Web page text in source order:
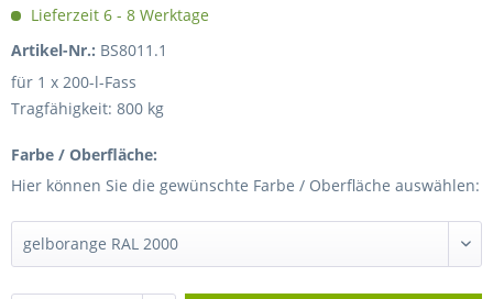
Lieferzeit 6 - 8 Werktage
Artikel-Nr.: BS8011.1
für 1 x 200-l-Fass
Tragfähigkeit: 800 kg
Farbe / Oberfläche:
Hier können Sie die gewünschte Farbe / Oberfläche auswählen: